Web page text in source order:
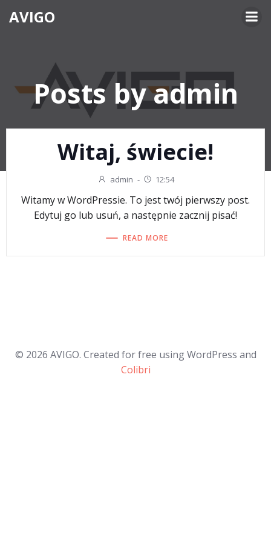
AVIGO
Posts byadmin
Witaj, świecie!
admin - 12:54
Witamy w WordPressie. To jest twój pierwszy post.
Edytuj go lub usuń, a następnie zacznij pisać!
READ MORE
© 2026 AVIGO. Created for free using WordPress and
Colibri